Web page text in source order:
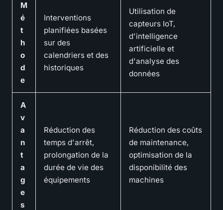
M
é
t
h
o
d
e
Interventions
planifiées basées
sur des
calendriers et des
historiques
Utilisation de
capteurs IoT,
d'intelligence
artificielle et
d'analyse des
données
A
v
a
n
t
a
g
e
s
Réduction des
temps d'arrêt,
prolongation de la
durée de vie des
équipements
Réduction des coûts
de maintenance,
optimisation de la
disponibilité des
machines